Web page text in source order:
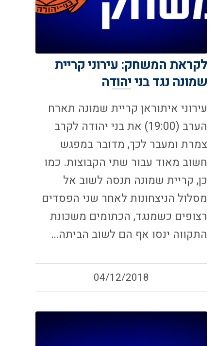
לקראת המשחק: עירוני קריית
שמונה נגד בני יהודה
עירוני איתוראן קריית שמונה תארח
הערב (19:00) את בני יהודה לקרב
צמרת ומעבר לכך, מדובר במפגש
חשוב מאוד עבור שתי הקבוצות. כמו
כן, קריית שמונה תנסה לשוב אל
מסלול הניצחונות לאחר שני הפסדים
רצופים כשמנגד, הכתומים משכונת
התקווה ינסו אף הם לשוב הביתה…
04/12/2018